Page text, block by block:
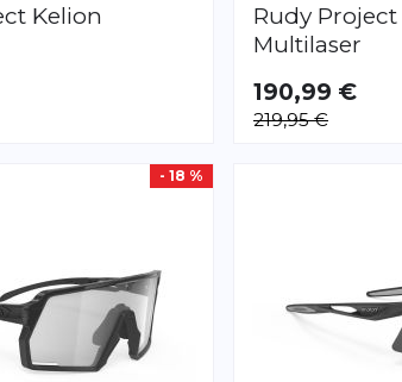
Kelion Rudy Project
Multilaser
190,99 €
219,95 €
- 18 %